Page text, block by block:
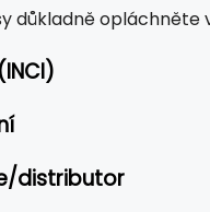
důkladně opláchněte
distributor